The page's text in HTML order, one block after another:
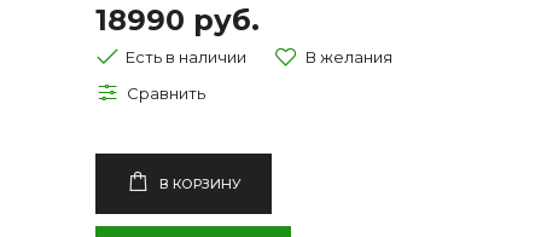
18990 руб.
Есть в наличии
В КОРЗИНУ